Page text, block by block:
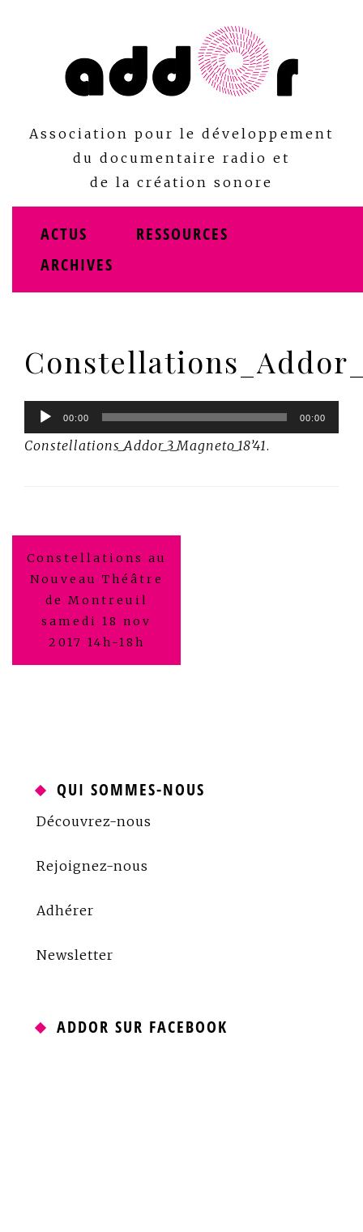
Association pour le développement
du documentaire radio et
de la création sonore
ACTUS
RESSOURCES
ARCHIVES
Lecteur
audio
00:00 00:00
Constellations_Addor_3_Magneto_18’41.
Navigation
de
l’article
Constellations au
Nouveau Théâtre
de Montreuil
samedi 18 nov
2017 14h-18h
QUI SOMMES-NOUS
Découvrez-nous
Rejoignez-nous
Adhérer
Newsletter
ADDOR SUR FACEBOOK